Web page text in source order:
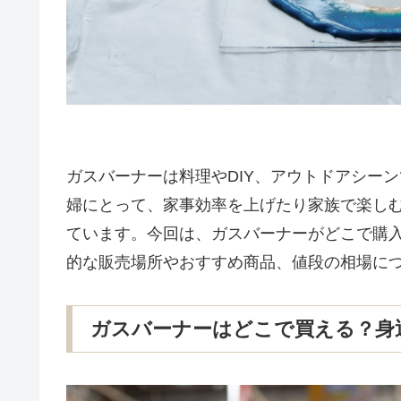
ガスバーナーは料理やDIY、アウトドアシー
婦にとって、家事効率を上げたり家族で楽し
ています。今回は、ガスバーナーがどこで購
的な販売場所やおすすめ商品、値段の相場に
ガスバーナーはどこで買える？